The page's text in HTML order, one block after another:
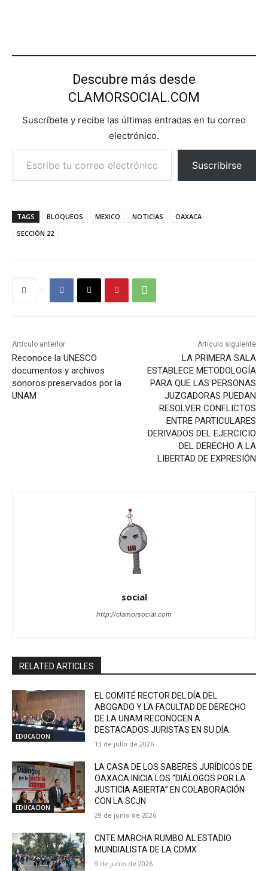
Descubre más desde
CLAMORSOCIAL.COM
Suscríbete y recibe las últimas entradas en tu correo
electrónico.
Escribe tu correo electrónico…
Suscribirse
TAGS BLOQUEOS MEXICO NOTICIAS
OAXACA
SECCIÓN 22
Artículo anterior
Reconoce la UNESCO
documentos y archivos
sonoros preservados por la
UNAM
Artículo siguiente
LA PRIMERA SALA
ESTABLECE METODOLOGÍA
PARA QUE LAS PERSONAS
JUZGADORAS PUEDAN
RESOLVER CONFLICTOS
ENTRE PARTICULARES
DERIVADOS DEL EJERCICIO
DEL DERECHO A LA
LIBERTAD DE EXPRESIÓN
social
http://clamorsocial.com
RELATED ARTICLES
EDUCACION
EL COMITÉ RECTOR DEL DÍA DEL
ABOGADO Y LA FACULTAD DE DERECHO
DE LA UNAM RECONOCEN A
DESTACADOS JURISTAS EN SU DÍA.
13 de julio de 2026
EDUCACION
LA CASA DE LOS SABERES JURÍDICOS DE
OAXACA INICIA LOS “DIÁLOGOS POR LA
JUSTICIA ABIERTA” EN COLABORACIÓN
CON LA SCJN
29 de junio de 2026
CNTE MARCHA RUMBO AL ESTADIO
MUNDIALISTA DE LA CDMX
9 de junio de 2026